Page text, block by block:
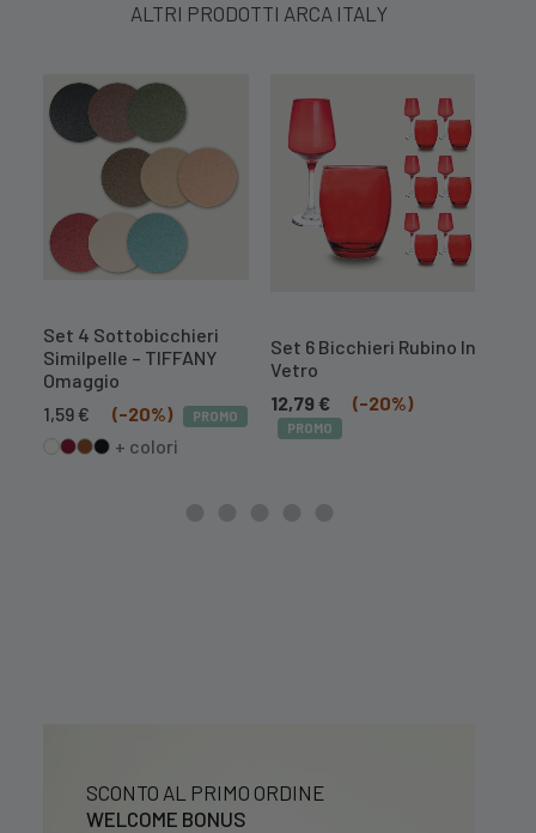
ALTRI PRODOTTI ARCA ITALY
Set 4 Sottobicchieri
Similpelle – TIFFANY
Omaggio
Il
prezzo
originale
1,59€
prezzo
attuale
(-20%) PROMO
+ colori
Set 6 Bicchieri Rubino In
Vetro
12,79 € (-20%)
PROMO
SCONTO AL PRIMO ORDINE
WELCOME BONUS